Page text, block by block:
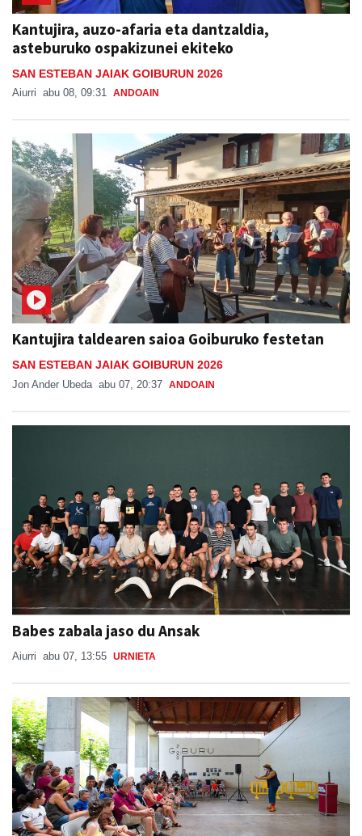
Kantujira, auzo-afaria eta dantzaldia,
asteburuko ospakizunei ekiteko
SAN ESTEBAN JAIAK GOIBURUN 2026
Aiurri abu 08, 09:31 ANDOAIN
Kantujira taldearen saioa Goiburuko festetan
SAN ESTEBAN JAIAK GOIBURUN 2026
Jon Ander Ubeda abu 07, 20:37 ANDOAIN
Babes zabala jaso du Ansak
Aiurri abu 07, 13:55 URNIETA